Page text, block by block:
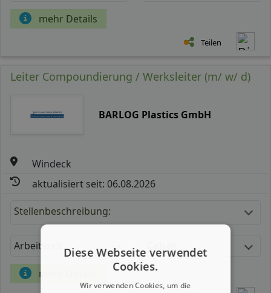
mehr Details
Teilen
Leiter Compoundierung / Werksleiter (m/ w/ d)
BARLOG Plastics GmbH
Windeck
aktualisiert seit: 06.08.2026
Stellenbeschreibung:
Arbeitszeit
mehr Details
Diese Webseite verwendet
Cookies.
Wir verwenden Cookies, um die